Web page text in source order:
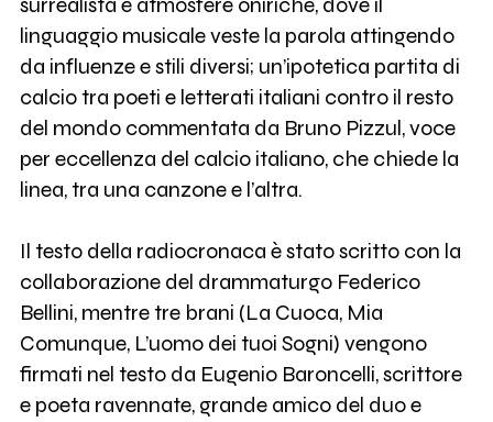
surrealista e atmosfere oniriche, dove il
linguaggio musicale veste la parola attingendo
da influenze e stili diversi; un’ipotetica partita di
calcio tra poeti e letterati italiani contro il resto
del mondo commentata da Bruno Pizzul, voce
per eccellenza del calcio italiano, che chiede la
linea, tra una canzone e l’altra.
Il testo della radiocronaca è stato scritto con la
collaborazione del drammaturgo Federico
Bellini, mentre tre brani (La Cuoca, Mia
Comunque, L’uomo dei tuoi Sogni) vengono
firmati nel testo da Eugenio Baroncelli, scrittore
e poeta ravennate, grande amico del duo e